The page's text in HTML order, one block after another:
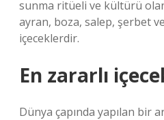
sunma ritüeli ve kültürü
ayran, boza, salep, şerbet
içeceklerdir.
En zararlı
Dünya çapında yapılan bir